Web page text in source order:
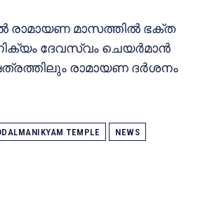
രാമായണ മാസത്തിൽ ഭക്ത
ദേവസ്വം ചെയർമാൻ
രാമായണ ദർശനം
TEMPLE NEWS